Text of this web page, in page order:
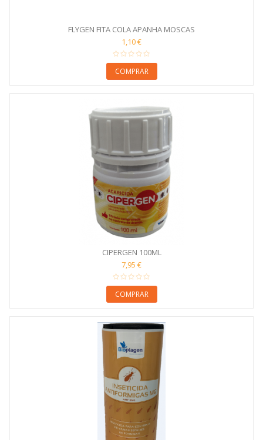
FLYGEN FITA COLA APANHA MOSCAS
1,10 €
COMPRAR
CIPERGEN 100ML
7,95 €
COMPRAR